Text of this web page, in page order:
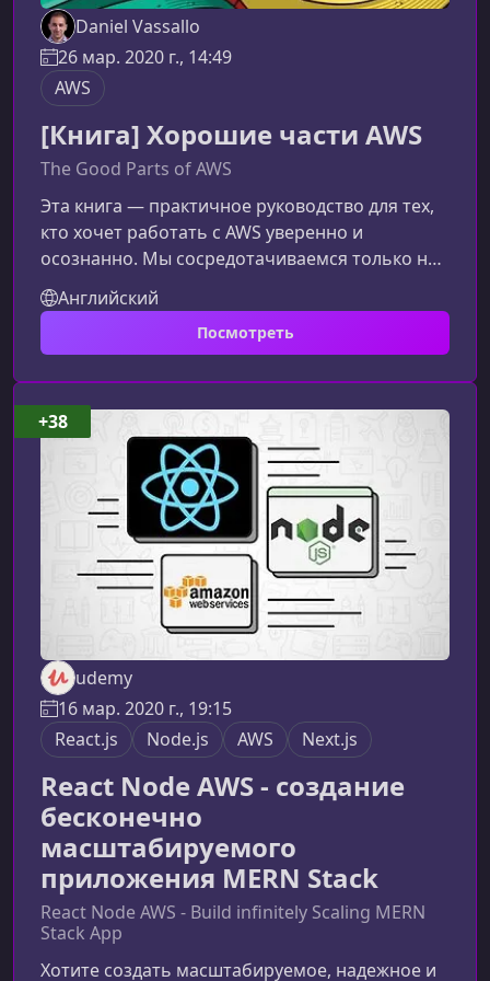
Daniel Vassallo
26 мар. 2020 г., 14:49
AWS
[Книга] Хорошие части AWS
The Good Parts of AWS
Эта книга — практичное руководство для тех,
кто хочет работать с AWS уверенно и
осознанно. Мы сосредотачиваемся только на
наиболее зрелых, проверенных и
стратегически важных функциях AWS,
позволяя вам экономить время и избегать
книгаВместо попытки охватить все 150+
сервисов AWS, авторы выделяют лишь те
части, которые доказали свою надёжность и
универсальность. Эти возможности AWS
используются повсеместно и подх
Английский
Посмотреть
udemy
16 мар. 2020 г., 19:15
React.js
Node.js AWS Next.js
React Node AWS - создание
бесконечно
масштабируемого
приложения MERN Stack
React Node AWS - Build infinitely Scaling MERN
Stack App
Хотите создать масштабируемое, надежное и
+38